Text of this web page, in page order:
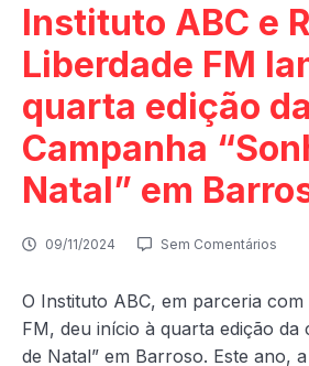
Instituto ABC e
Liberdade FM
quarta edição da
Campanha
Natal” em
09/11/2024 Sem Comentários
O Instituto ABC, em parceria com
FM, deu início à quarta edição da
de Natal” em Barroso. Este ano,